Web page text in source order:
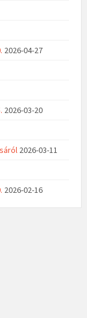
2026-04-27
2026-03-20
2026-03-11
2026-02-16